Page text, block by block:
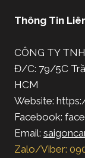
Thông Tin
CÔNG TY
Đ/C: 79/5C
HCM
Website:
Facebook:
Email:
Zalo/Viber: